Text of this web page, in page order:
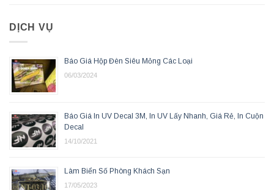
DỊCH VỤ
Báo Giá Hộp Đèn Siêu Mỏng Các Loại
06/03/2024
Báo Giá In UV Decal 3M, In UV Lấy Nhanh, Giá Rẻ, In Cuộn
Decal
14/10/2021
Làm Biển Số Phòng Khách Sạn
17/05/2023